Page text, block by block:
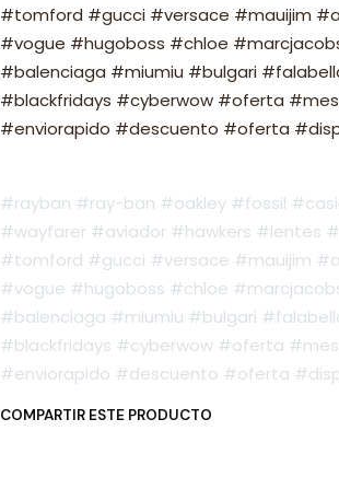
#tomford #gucci #versace #mauijim
#vogue #hugoboss #chloe
#balenciaga #miumiu #bulgari
#blackfridays #cyberwow #oferta
#enviorapido #descuento #oferta
#rayban #ray-ban #oakley #fossil
#wayfarer #aviador #hawkers #lentes
#tomford #gucci #versace #mauijim
#vogue #hugoboss #chloe
#balenciaga #miumiu #bulgari
#blackfridays #cyberwow #oferta
#enviorapido #descuento #oferta
COMPARTIR ESTE PRODUCTO